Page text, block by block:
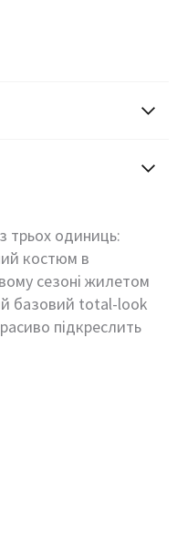
трьох одиниць:
костюм в
сезоні жилетом
базовий total-look
підкреслить